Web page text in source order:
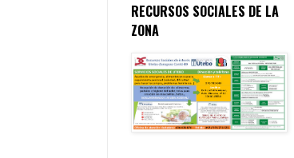
RECURSOS SOCIALES DE LA
ZONA